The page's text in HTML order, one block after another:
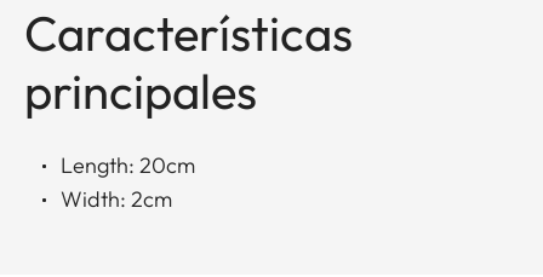
Características
principales
Length: 20cm
Width: 2cm